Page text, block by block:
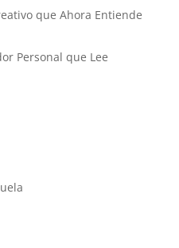
que Ahora Entiende
Personal que Lee